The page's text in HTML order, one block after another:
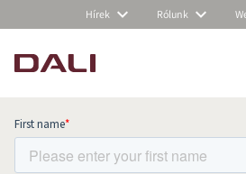
Hírek Rólunk
Subscribe to our
up to date with all news